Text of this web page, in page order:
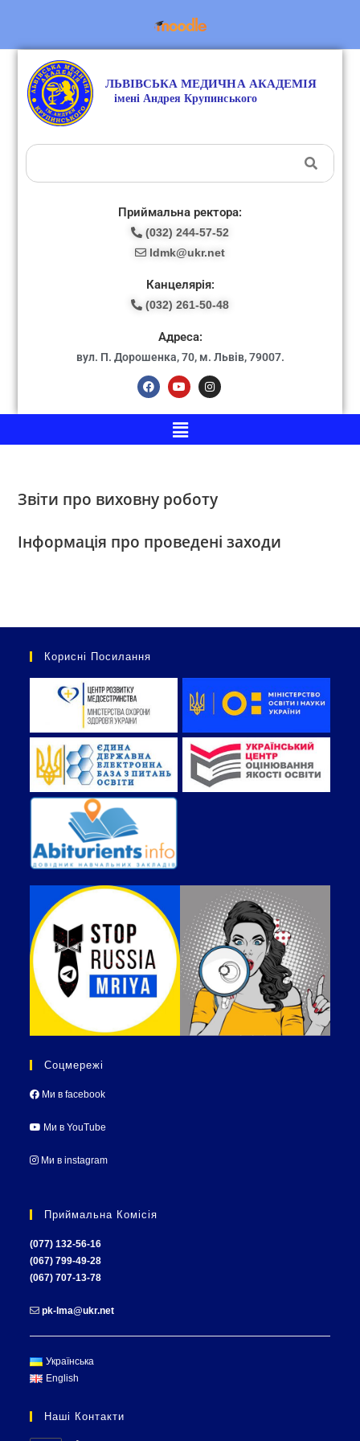
Приймальна ректора:
(032) 244-57-52
ldmk@ukr.net
Канцелярія:
(032) 261-50-48
Адреса:
вул. П. Дорошенка, 70, м. Львів, 79007.
Звіти про виховну роботу
Інформація про проведені заходи
Корисні Посилання
Соцмережі
Ми в facebook
Ми в YouTube
Ми в instagram
Приймальна Комісія
(077) 132-56-16
(067) 799-49-28
(067) 707-13-78
pk-lma@ukr.net
Українська
English
Наші Контакти